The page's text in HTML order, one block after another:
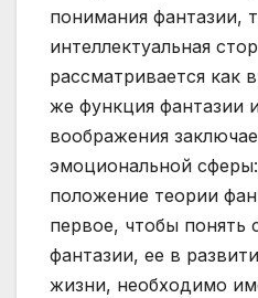
понимания фантазии,
интеллектуальная
рассматривается как
же функция фантазии
воображения
эмоциональной
положение теории
первое, чтобы
фантазии, ее в
жизни, необходимо